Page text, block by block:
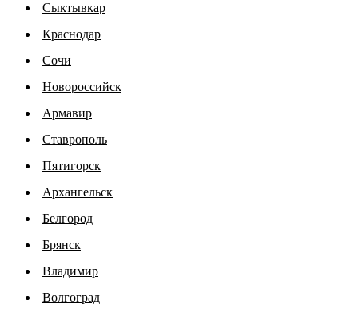
Сыктывкар
Краснодар
Сочи
Новороссийск
Армавир
Ставрополь
Пятигорск
Архангельск
Белгород
Брянск
Владимир
Волгоград